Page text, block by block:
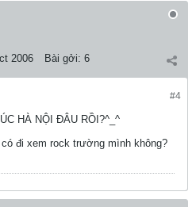
2006 Bài gởi: 6
#4
HÀ NỘI ĐÂU RỒI?^_^
đi xem rock trường mình không?